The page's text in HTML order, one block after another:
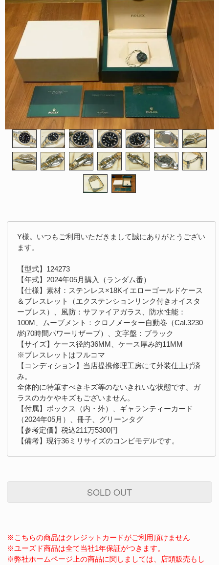
Y様。いつもご利用いただきまして誠にありがとうござい
ます。
【型式】124273
【年式】2024年05月購入（ランダム番）
【仕様】素材：ステンレス×18Kイエローゴールドケース
＆ブレスレット（エクステンションリンク付きオイスタ
ーブレス）、風防：サファイアガラス、防水性能：
100M、ムーブメント：クロノメーター自動巻（Cal.3230
/約70時間パワーリザーブ）、文字盤：ブラック
【サイズ】ケース径約36MM、ケース厚み約11MM
※ブレスレットはフルコマ
【コンディション】当店提携修理工房にて外装仕上げ済
み。
全体的に特筆すべきキズ等のないきれいな状態です。ガ
ラスのカケやキズもございません。
【付属】ボックス（内・外）、ギャランティーカード
（2024年05月）、冊子、グリーンタグ
【参考定価】税込211万5300円
【備考】現行36ミリサイズのコンビモデルです。
SOLD OUT
※こちらの商品はクレジットカードがご利用頂けません
※ユーズド商品は全て当社1年保証がつきます。
※弊社ホームページ上の商品に関しましては、店頭販売もし